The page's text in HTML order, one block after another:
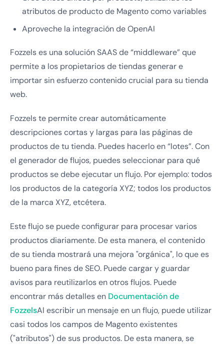
atributos de producto de Magento como variables
Aproveche la integración de OpenAI
Fozzels es una solución SAAS de “middleware” que
permite a los propietarios de tiendas generar e
importar sin esfuerzo contenido crucial para su tienda
web.
Fozzels te permite crear automáticamente
descripciones cortas y largas para las páginas de
productos de tu tienda. Puedes hacerlo en “lotes”. Con
el generador de flujos, puedes seleccionar para qué
productos se debe ejecutar un flujo. Por ejemplo: todos
los productos de la categoría XYZ; todos los productos
de la marca XYZ, etcétera.
Este flujo se puede configurar para procesar varios
productos diariamente. De esta manera, el contenido
de su tienda mostrará una mejora "orgánica", lo que es
bueno para fines de SEO. Puede cargar y guardar
avisos para reutilizarlos en otros flujos. Puede
encontrar más detalles en Documentación de
FozzelsAl escribir un mensaje en un flujo, puede utilizar
casi todos los campos de Magento existentes
("atributos") de sus productos. De esta manera, se